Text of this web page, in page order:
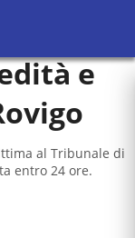
e
al Tribunale di
entro 24 ore.